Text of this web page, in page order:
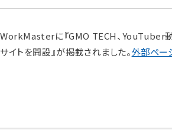
WorkMasterに『GMO TECH、YouTuber
サイトを開設』が掲載されました。外部ペー